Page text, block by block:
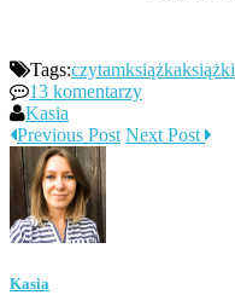
Tags:czytamksiążkaksiążki
13 komentarzy
Kasia
Previous Post Next Post
Kasia